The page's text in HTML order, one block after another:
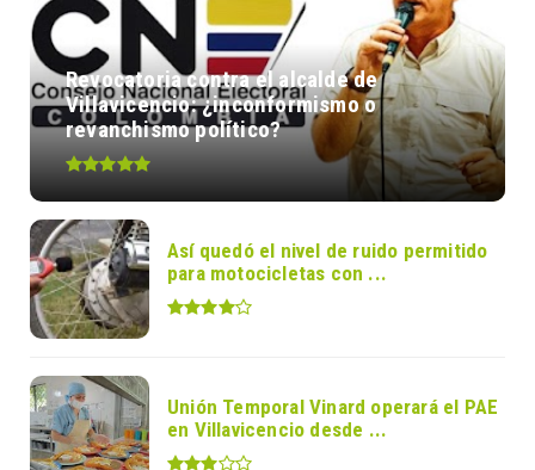
Revocatoria contra el alcalde de
Villavicencio: ¿inconformismo o
revanchismo político?
Así quedó el nivel de ruido permitido
para motocicletas con ...
Unión Temporal Vinard operará el PAE
en Villavicencio desde ...